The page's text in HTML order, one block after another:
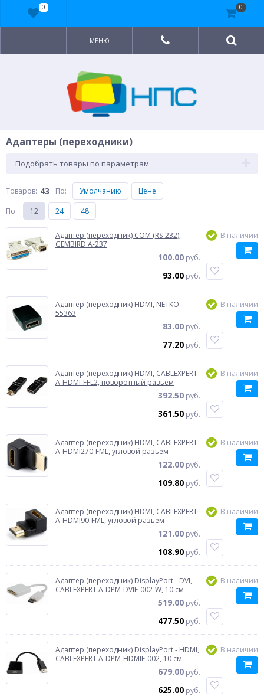
МЕНЮ
Адаптеры (переходники)
Подобрать товары по параметрам
Товаров: 43 По: Умолчанию
Цене
По: 12 24 48
Адаптер (переходник) COM (RS-232),
GEMBIRD A-237
100.00 руб.
93.00 руб.
В наличии
Адаптер (переходник) HDMI, NETKO
55363
83.00 руб.
77.20 руб.
В наличии
Адаптер (переходник) HDMI, CABLEXPERT
A-HDMI-FFL2, поворотный разъем
392.50 руб.
361.50 руб.
В наличии
Адаптер (переходник) HDMI, CABLEXPERT
A-HDMI270-FML, угловой разъем
122.00 руб.
109.80 руб.
В наличии
Адаптер (переходник) HDMI, CABLEXPERT
A-HDMI90-FML, угловой разъем
121.00 руб.
108.90 руб.
В наличии
Адаптер (переходник) DisplayPort - DVI,
CABLEXPERT A-DPM-DVIF-002-W, 10 см
519.00 руб.
477.50 руб.
В наличии
Адаптер (переходник) DisplayPort - HDMI,
CABLEXPERT A-DPM-HDMIF-002, 10 см
679.00 руб.
625.00 руб.
В наличии
0 0